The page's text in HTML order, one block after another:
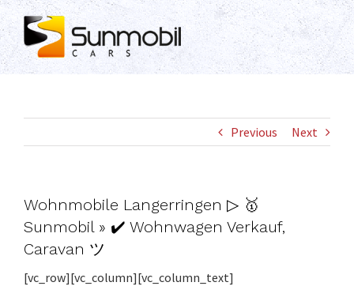
Skip
to
content
Previous Next
Wohnmobile Langerringen ▷ 🥇
Sunmobil » ✔️ Wohnwagen Verkauf,
Caravan ツ
[vc_row][vc_column][vc_column_text]